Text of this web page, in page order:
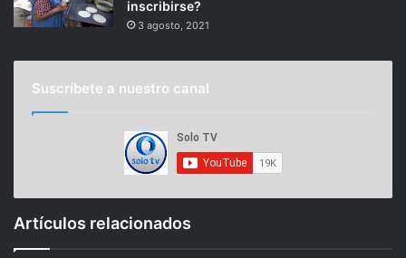
inscribirse?
3 agosto, 2021
Suscríbete a nuestro canal
Artículos relacionados